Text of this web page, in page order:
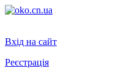
Вхід на сайт
Реєстрація